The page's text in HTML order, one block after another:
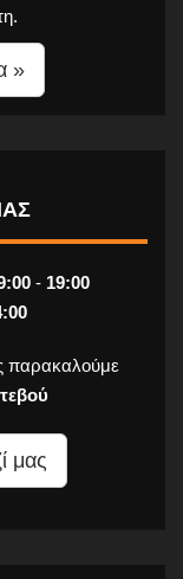
»
- 19:00
παρακαλούμε
μας